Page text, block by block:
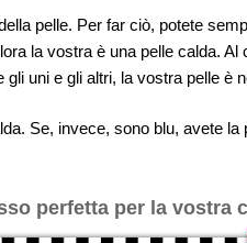
pelle. Per far ciò, potete
la vostra è una pelle calda.
uni e gli altri, la vostra pelle è
Se, invece, sono blu, avete
perfetta per la vostra